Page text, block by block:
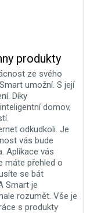
produkty
ze svého
umožní. S její
Díky
domov,
odkudkoli. Je
vás bude
Aplikace vás
máte přehled o
se bát
Smart je
rozumět. Vše je
s produkty